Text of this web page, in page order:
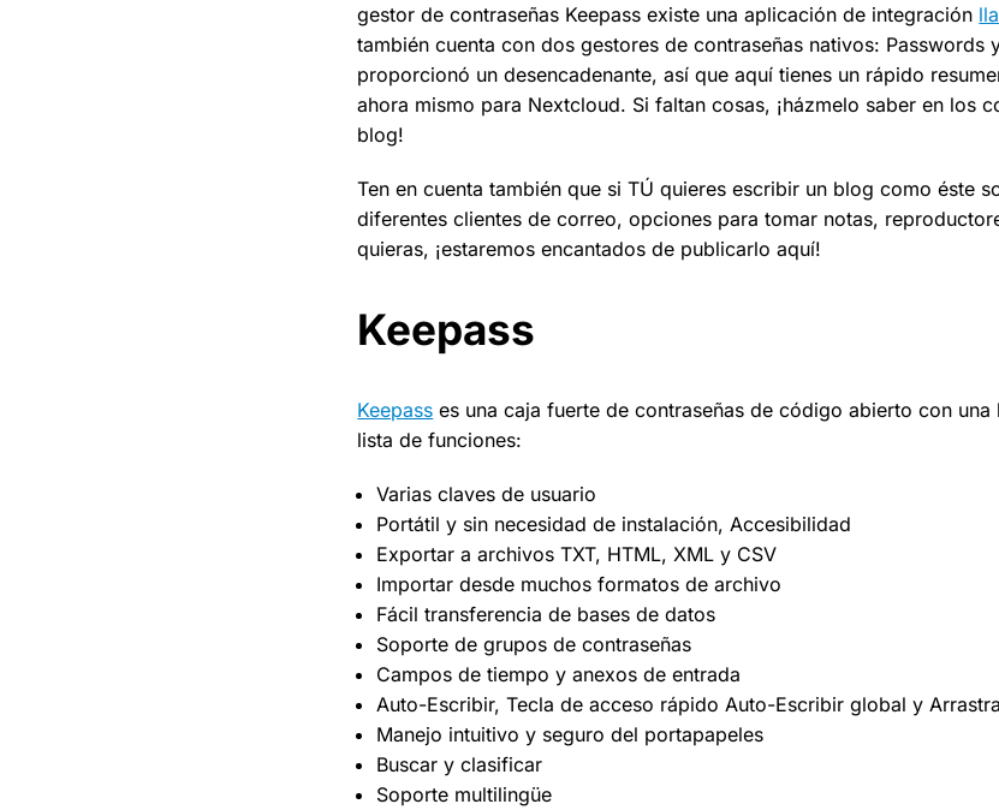
gestor de contraseñas Keepass existe una aplicación de integración
también cuenta con dos gestores de contraseñas nativos: Passwords
proporcionó un desencadenante, así que aquí tienes un rápido
ahora mismo para Nextcloud. Si faltan cosas, ¡házmelo saber en los
blog!
Ten en cuenta también que si TÚ quieres escribir un blog como éste
diferentes clientes de correo, opciones para tomar notas,
quieras, ¡estaremos encantados de publicarlo aquí!
Keepass
Keepass es una caja fuerte de contraseñas de código abierto con una
lista de funciones:
Varias claves de usuario
Portátil y sin necesidad de instalación, Accesibilidad
Exportar a archivos TXT, HTML, XML y CSV
Importar desde muchos formatos de archivo
Fácil transferencia de bases de datos
Soporte de grupos de contraseñas
Campos de tiempo y anexos de entrada
Auto-Escribir, Tecla de acceso rápido Auto-Escribir global y
Manejo intuitivo y seguro del portapapeles
Buscar y clasificar
Soporte multilingüe